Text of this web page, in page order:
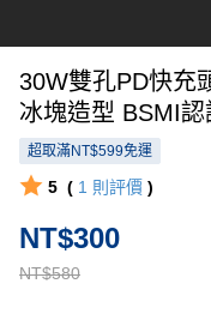
30W雙孔PD快充
冰塊造型 BSMI認
超取滿NT$599免運
5 ( 1 則評價 )
NT$580
NT$300